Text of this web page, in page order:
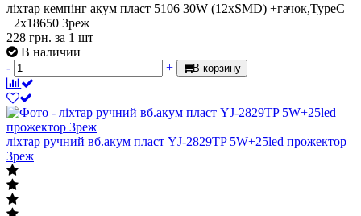
ліхтар кемпінг акум пласт 5106 30W (12xSMD) +гачок,TypeC
+2х18650 3реж
228 грн. за 1 шт
В наличии
-
+ В корзину
ліхтар ручний вб.акум пласт YJ-2829TP 5W+25led прожектор
3реж